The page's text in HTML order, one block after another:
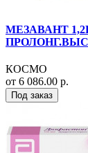
МЕЗАВАНТ
КОСМО
от 6 086.00 р.
Под заказ